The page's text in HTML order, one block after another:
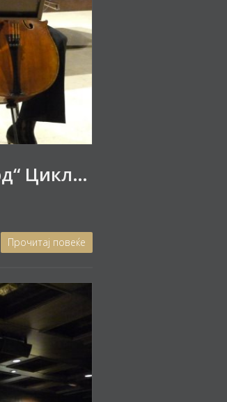
Кон концертот на камерното дуо „Арт-Вангард“ Циклус концерти – „Про музика“
Прочитај повеќе